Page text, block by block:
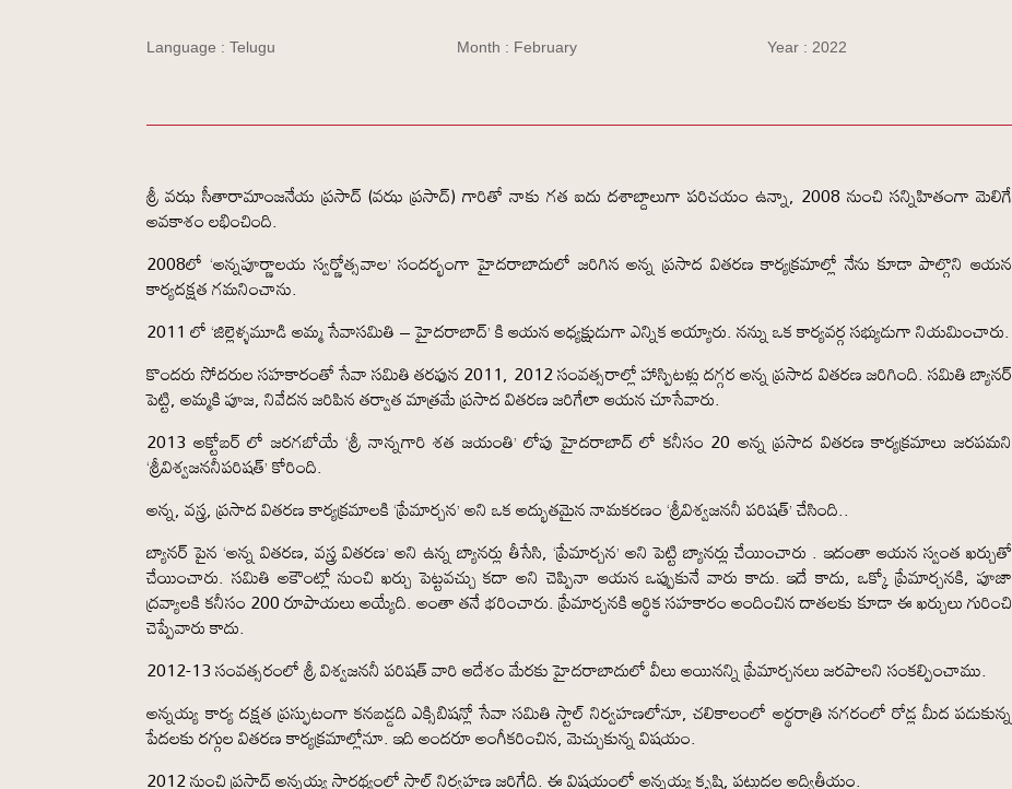
Language : Telugu Month : February Year : 2022
శ్రీ వఝ సీతారామాంజనేయ ప్రసాద్ (వఝ ప్రసాద్) గారితో నాకు గత ఐదు దశాబ్దాలుగా పరిచయం ఉన్నా, 2008 నుంచి సన్నిహితంగా మెలిగే
అవకాశం లభించింది.
2008లో ‘అన్నపూర్ణాలయ స్వర్ణోత్సవాల’ సందర్భంగా హైదరాబాదులో జరిగిన అన్న ప్రసాద వితరణ కార్యక్రమాల్లో నేను కూడా పాల్గొని ఆయన
కార్యదక్షత గమనించాను.
2011 లో ‘జిల్లెళ్ళమూడి అమ్మ సేవాసమితి – హైదరాబాద్’ కి ఆయన అధ్యక్షుడుగా ఎన్నిక అయ్యారు. నన్ను ఒక కార్యవర్గ సభ్యుడుగా నియమించారు.
కొందరు సోదరుల సహకారంతో సేవా సమితి తరఫున 2011, 2012 సంవత్సరాల్లో హాస్పిటళ్లు దగ్గర అన్న ప్రసాద వితరణ జరిగింది. సమితి బ్యానర్
పెట్టి, అమ్మకి పూజ, నివేదన జరిపిన తర్వాత మాత్రమే ప్రసాద వితరణ జరిగేలా ఆయన చూసేవారు.
2013 అక్టోబర్ లో జరగబోయే ‘శ్రీ నాన్నగారి శత జయంతి’ లోపు హైదరాబాద్ లో కనీసం 20 అన్న ప్రసాద వితరణ కార్యక్రమాలు జరపమని
‘శ్రీవిశ్వజననీపరిషత్’ కోరింది.
అన్న, వస్త్ర, ప్రసాద వితరణ కార్యక్రమాలకి ‘ప్రేమార్చన’ అని ఒక అద్భుతమైన నామకరణం ‘శ్రీవిశ్వజననీ పరిషత్’ చేసింది..
బ్యానర్ పైన ‘అన్న వితరణ, వస్త్ర వితరణ’ అని ఉన్న బ్యానర్లు తీసేసి, ‘ప్రేమార్చన’ అని పెట్టి బ్యానర్లు చేయించారు . ఇదంతా ఆయన స్వంత ఖర్చుతో
చేయించారు. సమితి అకౌంట్లో నుంచి ఖర్చు పెట్టవచ్చు కదా అని చెప్పినా ఆయన ఒప్పుకునే వారు కాదు. ఇదే కాదు, ఒక్కో ప్రేమార్చనకి, పూజా
ద్రవ్యాలకి కనీసం 200 రూపాయలు అయ్యేది. అంతా తనే భరించారు. ప్రేమార్చనకి ఆర్థిక సహకారం అందించిన దాతలకు కూడా ఈ ఖర్చులు గురించి
చెప్పేవారు కాదు.
2012-13 సంవత్సరంలో శ్రీ విశ్వజననీ పరిషత్ వారి ఆదేశం మేరకు హైదరాబాదులో వీలు అయినన్ని ప్రేమార్చనలు జరపాలని సంకల్పించాము.
అన్నయ్య కార్య దక్షత ప్రస్ఫుటంగా కనబడ్డది ఎక్సిబిషన్లో సేవా సమితి స్టాల్ నిర్వహణలోనూ, చలికాలంలో అర్థరాత్రి నగరంలో రోడ్ల మీద పడుకున్న
పేదలకు రగ్గుల వితరణ కార్యక్రమాల్లోనూ. ఇది అందరూ అంగీకరించిన, మెచ్చుకున్న విషయం.
2012 నుంచి ప్రసాద్ అన్నయ్య సారథ్యంలో స్టాల్ నిర్వహణ జరిగేది. ఈ విషయంలో అన్నయ్య కృషి, పట్టుదల అద్వితీయం.